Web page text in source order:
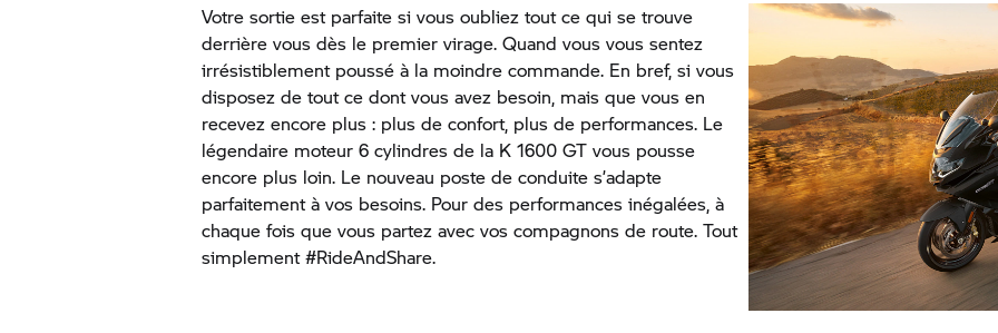
Votre sortie est parfaite si vous oubliez tout ce qui se trouve
derrière vous dès le premier virage. Quand vous vous sentez
irrésistiblement poussé à la moindre commande. En bref, si vous
disposez de tout ce dont vous avez besoin, mais que vous en
recevez encore plus : plus de confort, plus de performances. Le
légendaire moteur 6 cylindres de la K 1600 GT vous pousse
encore plus loin. Le nouveau poste de conduite s’adapte
parfaitement à vos besoins. Pour des performances inégalées, à
chaque fois que vous partez avec vos compagnons de route. Tout
simplement #RideAndShare.